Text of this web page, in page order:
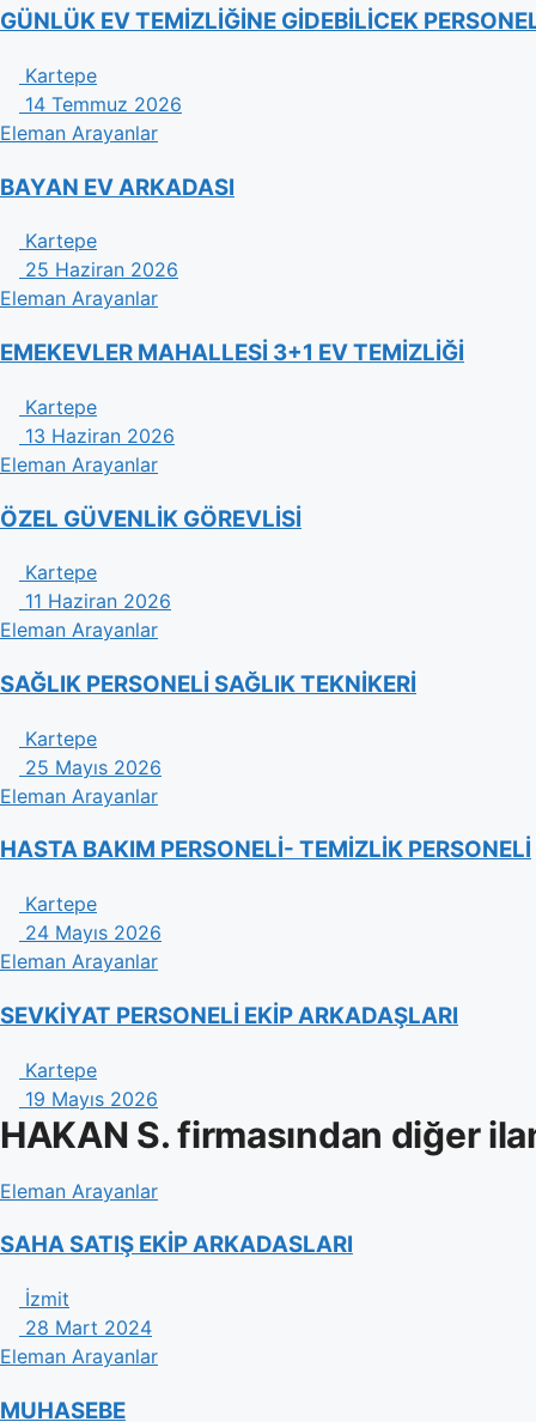
GÜNLÜK EV TEMİZLİĞİNE GİDEBİLİCEK
Kartepe
14 Temmuz 2026
Eleman Arayanlar
BAYAN EV ARKADASI
Kartepe
25 Haziran 2026
Eleman Arayanlar
EMEKEVLER MAHALLESİ 3+1 EV TEMİZLİĞİ
Kartepe
13 Haziran 2026
Eleman Arayanlar
ÖZEL GÜVENLİK GÖREVLİSİ
Kartepe
11 Haziran 2026
Eleman Arayanlar
SAĞLIK PERSONELİ SAĞLIK TEKNİKERİ
Kartepe
25 Mayıs 2026
Eleman Arayanlar
HASTA BAKIM PERSONELİ- TEMİZLİK PERSONELİ
Kartepe
24 Mayıs 2026
Eleman Arayanlar
SEVKİYAT PERSONELİ EKİP ARKADAŞLARI
Kartepe
19 Mayıs 2026
HAKAN S. firmasından diğer
Eleman Arayanlar
SAHA SATIŞ EKİP ARKADASLARI
İzmit
28 Mart 2024
Eleman Arayanlar
MUHASEBE